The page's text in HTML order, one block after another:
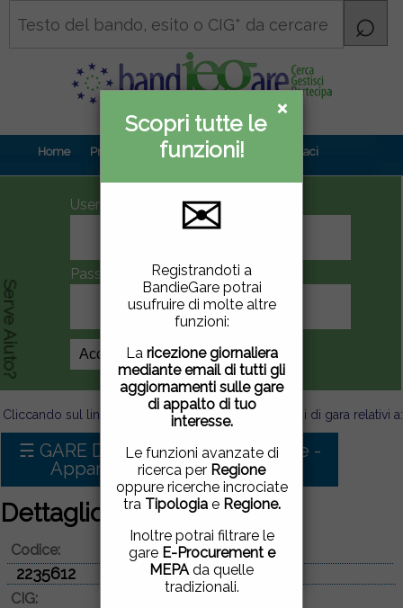
×
Informativa
privacy
Questo sito utilizza
cookie di terze parti per
migliorare la tua
esperienza di utilizzo. Se
vuoi saperne di più
qui .
Chiudendo questa
finestra, scorrendo questa
pagina, cliccando su un
link o proseguendo la
navigazione in altra
maniera, acconsenti
all'uso dei cookie.
ACCETTO |NON
ACCETTO
×
Scopri tutte le
funzioni!
✉
Registrandoti a
BandieGare potrai
usufruire di molte altre
funzioni:
La ricezione giornaliera
mediante email di tutti gli
aggiornamenti sulle gare
di appalto di tuo
interesse.
Le funzioni avanzate di
ricerca per Regione
oppure ricerche incrociate
tra Tipologiae Regione.
Inoltre potrai filtrare le
gare E-Procurement e
MEPAda quelle
tradizionali.
Home Prova gratuita Contenuti Contattaci
UserID
Password
Crea Account
Serve Aiuto?
Cliccando sul link sotto puoi visualizzare tutti i bandi di gara relativi a:
☴ GARE D'APPALTO PER Forniture -
Apparecchiature scientifiche
Dettaglio bando di gara
Codice:
2235612
CIG: